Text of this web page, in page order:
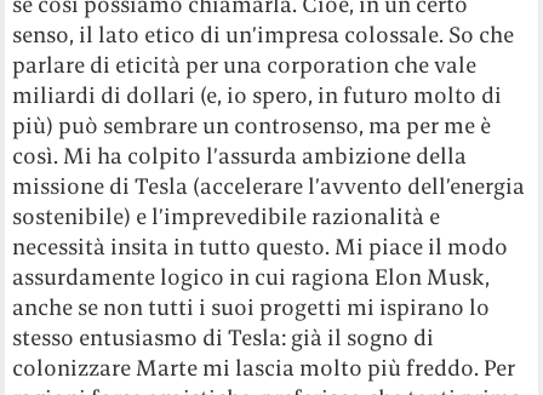
senso, il lato etico di un’impresa colossale. So che
parlare di eticità per una corporation che vale
miliardi di dollari (e, io spero, in futuro molto di
più) può sembrare un controsenso, ma per me è
così. Mi ha colpito l’assurda ambizione della
missione di Tesla (accelerare l’avvento dell’energia
sostenibile) e l’imprevedibile razionalità e
necessità insita in tutto questo. Mi piace il modo
assurdamente logico in cui ragiona Elon Musk,
anche se non tutti i suoi progetti mi ispirano lo
stesso entusiasmo di Tesla: già il sogno di
colonizzare Marte mi lascia molto più freddo. Per